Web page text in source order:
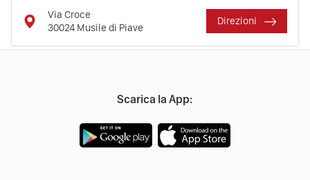
Via Croce
30024 Musile di Piave
Direzioni
Scarica la App: